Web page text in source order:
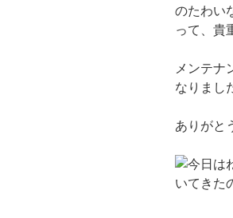
のたわい
って、貴
メンテナ
なりまし
ありがと